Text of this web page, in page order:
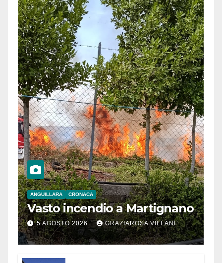
ANGUILLARA CRONACA
Vasto incendio a Martignano
5 AGOSTO 2026 GRAZIAROSA VILLANI